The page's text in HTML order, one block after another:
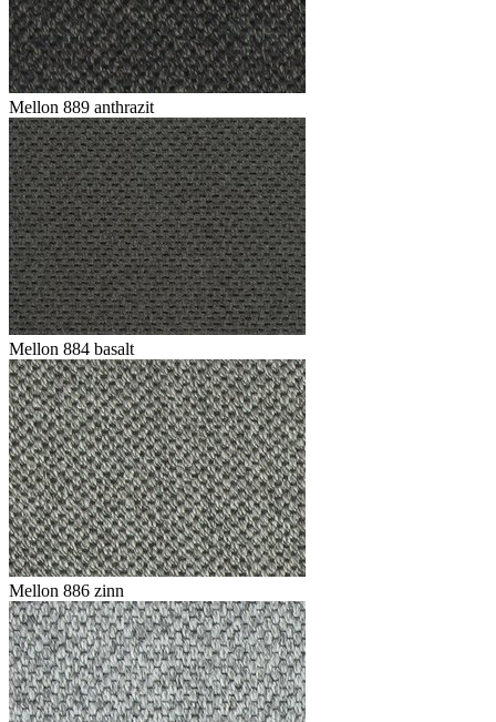
Mellon 889 anthrazit
Mellon 884 basalt
Mellon 886 zinn